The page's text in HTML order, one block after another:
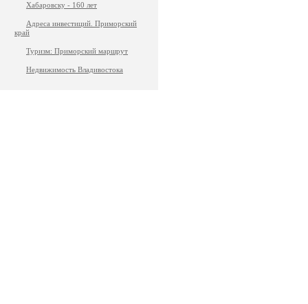
Хабаровску - 160 лет
Адреса инвестиций. Приморский
край
Туризм: Приморский маршрут
Недвижимость Владивостока